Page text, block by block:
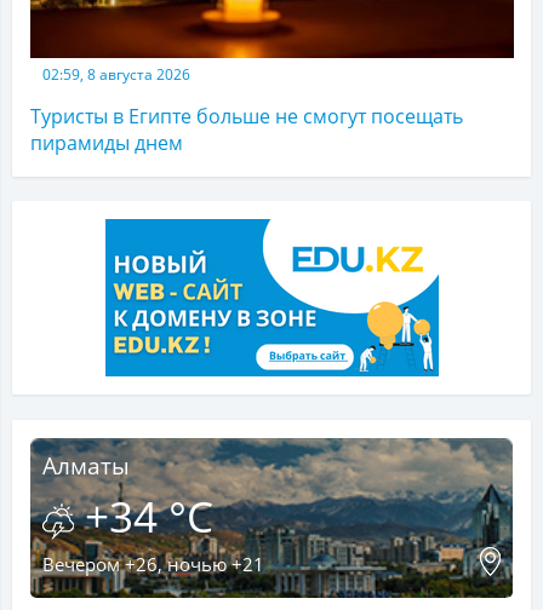
02:59, 8 августа 2026
Туристы в Египте больше не смогут посещать
пирамиды днем
Алматы
+34 °C
Вечером +26, ночью +21